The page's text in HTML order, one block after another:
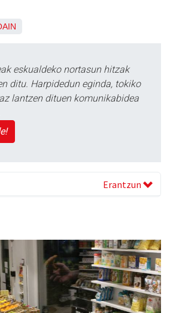
eskualdeko nortasun hitzak
ditu. Harpidedun eginda, tokiko
lantzen dituen komunikabidea
Erantzun